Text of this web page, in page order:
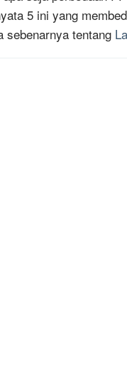
5 ini yang
sebenarnya tentang